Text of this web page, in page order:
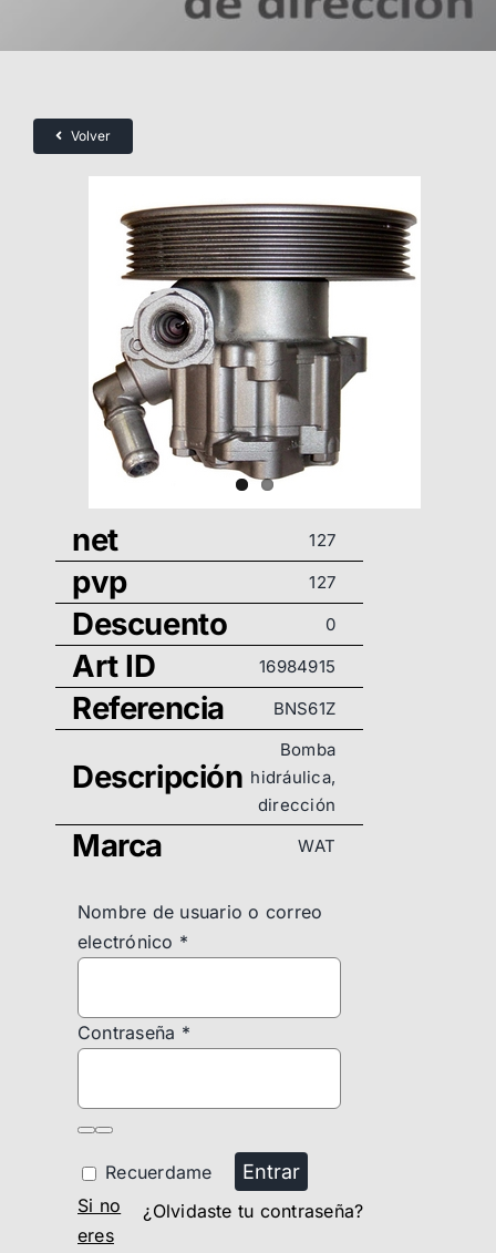
Volver
net 127
pvp 127
Descuento 0
Art ID 16984915
Referencia BNS61Z
Descripción
Bomba
hidráulica,
dirección
Marca WAT
Nombre de usuario o correo
electrónico *
Contraseña *
Recuerdame Entrar
¿Olvidaste tu contraseña?
Si no
eres